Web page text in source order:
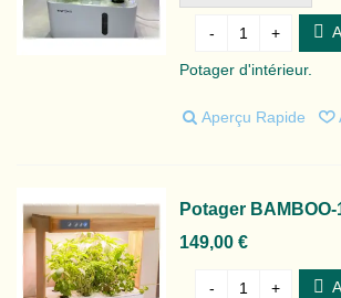
- +
Potager d'intérieur.
Aperçu Rapide
Potager BAMBOO-
149,00 €
- +